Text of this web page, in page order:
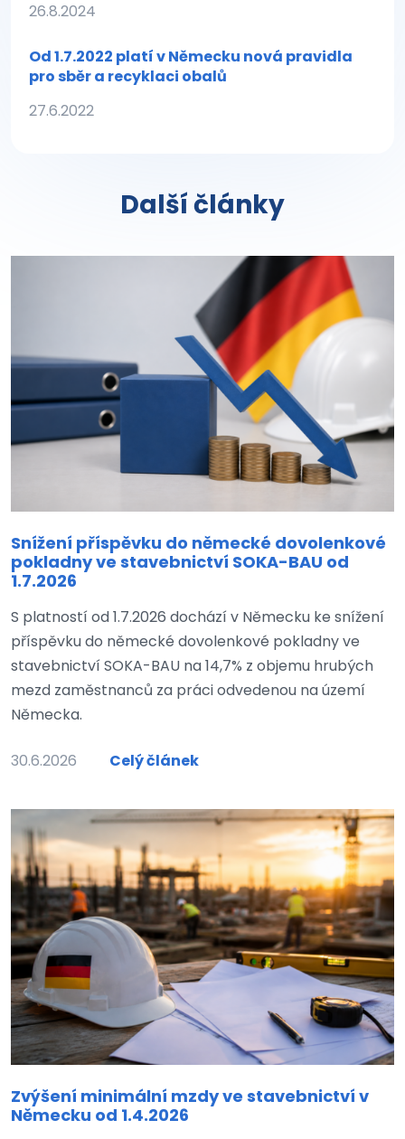
26.8.2024
Od 1.7.2022 platí v Německu nová pravidla
pro sběr a recyklaci obalů
27.6.2022
Další články
Snížení příspěvku do německé dovolenkové
pokladny ve stavebnictví SOKA-BAU od
1.7.2026
S platností od 1.7.2026 dochází v Německu ke snížení
příspěvku do německé dovolenkové pokladny ve
stavebnictví SOKA-BAU na 14,7% z objemu hrubých
mezd zaměstnanců za práci odvedenou na území
Německa.
30.6.2026 Celý článek
Zvýšení minimální mzdy ve stavebnictví v
Německu od 1.4.2026